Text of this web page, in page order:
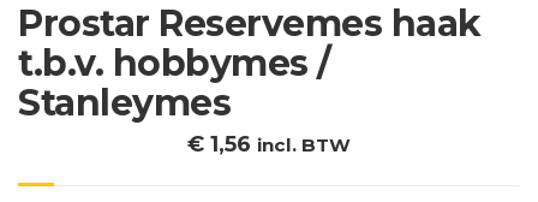
Prostar Reservemes haak
t.b.v. hobbymes /
Stanleymes
€ 1,56 incl. BTW